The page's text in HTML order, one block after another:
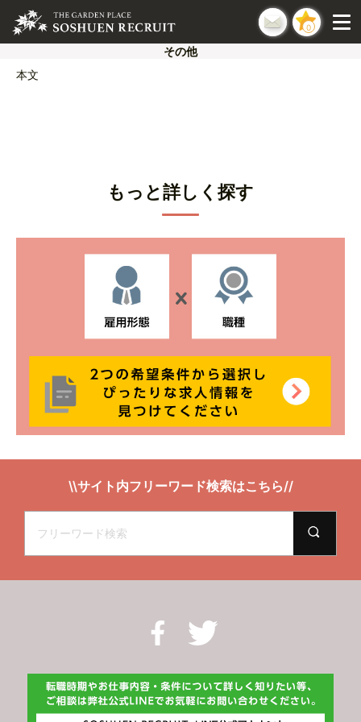
0
その他
本文
もっと詳しく探す
\\サイト内フリーワード検索はこちら//